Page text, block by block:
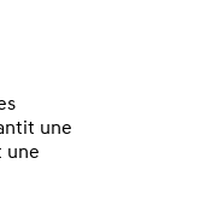
une
une